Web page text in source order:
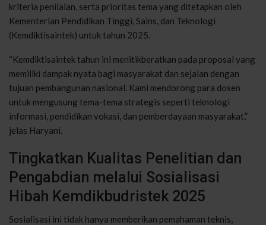
kriteria penilaian, serta prioritas tema yang ditetapkan oleh
Kementerian Pendidikan Tinggi, Sains, dan Teknologi
(Kemdiktisaintek) untuk tahun 2025.
“Kemdiktisaintek tahun ini menitikberatkan pada proposal yang
memiliki dampak nyata bagi masyarakat dan sejalan dengan
tujuan pembangunan nasional. Kami mendorong para dosen
untuk mengusung tema-tema strategis seperti teknologi
informasi, pendidikan vokasi, dan pemberdayaan masyarakat,”
jelas Haryani.
Tingkatkan Kualitas Penelitian dan
Pengabdian melalui Sosialisasi
Hibah Kemdikbudristek 2025
Sosialisasi ini tidak hanya memberikan pemahaman teknis,